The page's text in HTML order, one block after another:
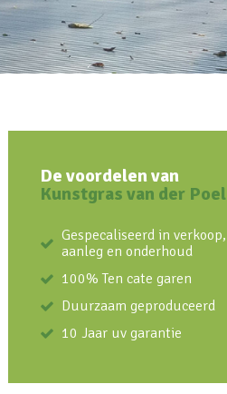
De voordelen van
Kunstgras van der Poel
Gespecaliseerd in verkoop,
aanleg en onderhoud
100% Ten cate garen
Duurzaam geproduceerd
10 Jaar uv garantie